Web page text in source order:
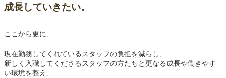
成長していきたい。
ここから更に、
現在勤務してくれているスタッフの負担を減らし、
新しく入職してくださるスタッフの方たちと更なる成長や働きやす
い環境を整え、